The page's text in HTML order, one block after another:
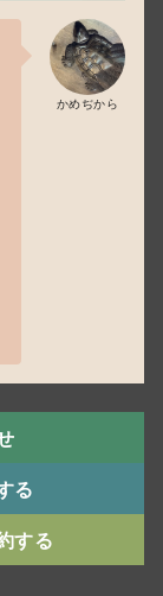
かめぢから
る
する